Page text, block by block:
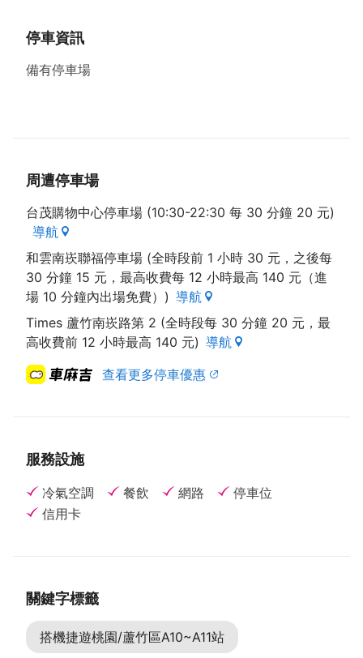
停車資訊
備有停車場
周遭停車場
台茂購物中心停車場 (10:30-22:30 每 30 分鐘 20 元)
導航
和雲南崁聯福停車場 (全時段前 1 小時 30 元，之後每
30 分鐘 15 元，最高收費每 12 小時最高 140 元（進
場 10 分鐘內出場免費）) 導航
Times 蘆竹南崁路第 2 (全時段每 30 分鐘 20 元，最
高收費前 12 小時最高 140 元) 導航
查看更多停車優惠
服務設施
冷氣空調 餐飲 網路
停車位
信用卡
關鍵字標籤
搭機捷遊桃園/蘆竹區A10~A11站